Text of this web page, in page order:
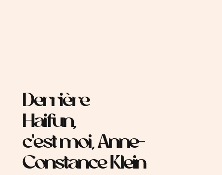
Derrière
Haifun,
c'est moi, Anne-
Constance Klein